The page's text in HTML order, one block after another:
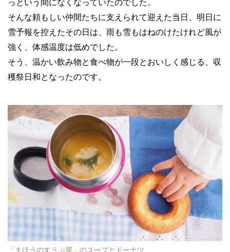
っという間になくなっていたのでした。
そんな頼もしい仲間たちに支えられて迎えた当日、明日に
雪予報を控えたその日は、雨も雪もはねのけたけれど風が
強く、体感温度は低めでした。
そう、温かい飲み物と食べ物が一段とおいしく感じる、収
穫祭日和となったのです。
「まほうのすうぷ屋」のスープとドーナツ